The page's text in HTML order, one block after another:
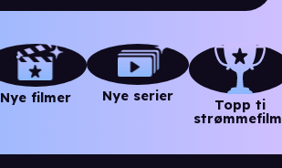
Nye filmer Nye serier
Topp ti